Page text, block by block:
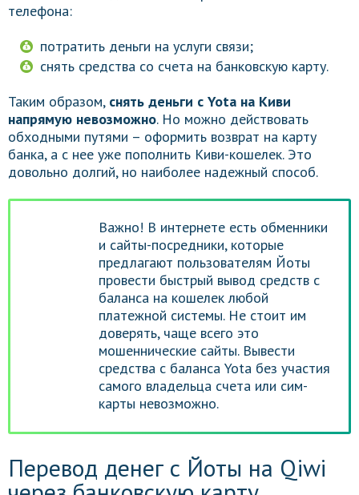
телефона:
потратить деньги на услуги связи;
снять средства со счета на банковскую карту.
Таким образом, снять деньги с Yota на Киви
напрямую невозможно. Но можно действовать
обходными путями – оформить возврат на карту
банка, а с нее уже пополнить Киви-кошелек. Это
довольно долгий, но наиболее надежный способ.
Важно! В интернете есть обменники
и сайты-посредники, которые
предлагают пользователям Йоты
провести быстрый вывод средств с
баланса на кошелек любой
платежной системы. Не стоит им
доверять, чаще всего это
мошеннические сайты. Вывести
средства с баланса Yota без участия
самого владельца счета или сим-
карты невозможно.
Перевод денег с Йоты на Qiwi